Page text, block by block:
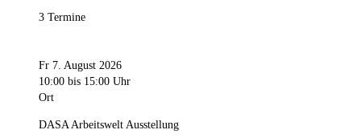
3 Termine
Fr 7. August 2026
10:00 bis 15:00 Uhr
Ort
DASA Arbeitswelt Ausstellung